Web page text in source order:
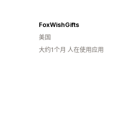
FoxWishGifts
美国
大约1个月 人在使用应用